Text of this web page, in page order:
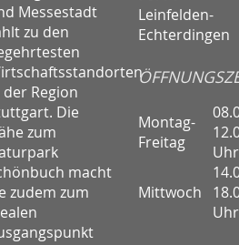
Messestadt
zu den
der Region
Die
zum
macht
zudem zum
Leinfelden-
Echterdingen
Montag-
Freitag
Uhr
Mittwoch
Uhr